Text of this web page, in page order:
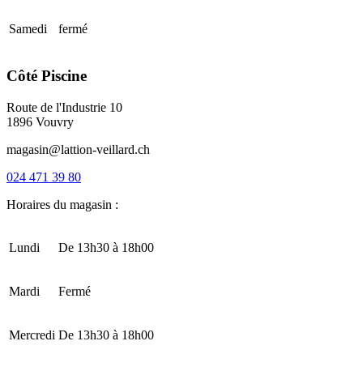
Samedi fermé
Côté Piscine
Route de l'Industrie 10
1896 Vouvry
magasin@lattion-veillard.ch
024 471 39 80
Horaires du magasin :
Lundi De 13h30 à 18h00
Mardi Fermé
Mercredi De 13h30 à 18h00